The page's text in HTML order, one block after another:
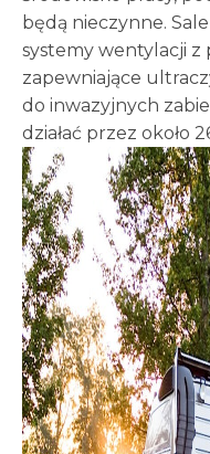
będą nieczynne.
systemy wentylacji z
zapewniające
do inwazyjnych
działać przez około